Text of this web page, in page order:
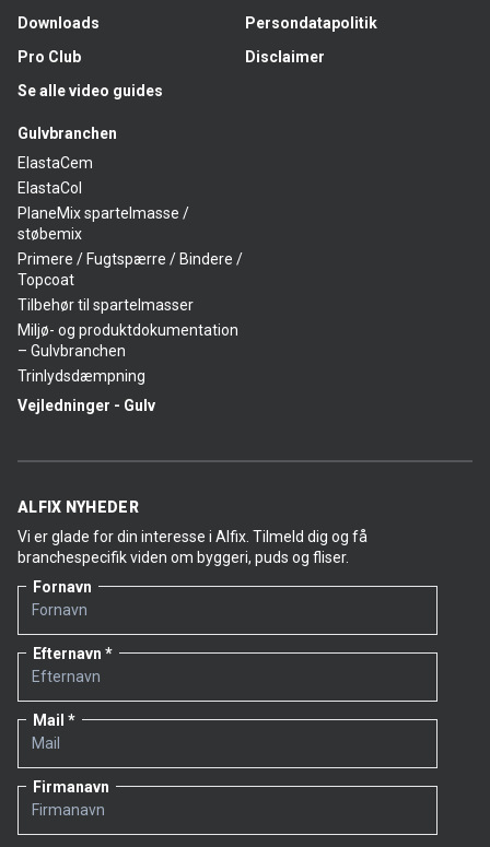
Downloads
Pro Club
Se alle video guides
Gulvbranchen
ElastaCem
ElastaCol
PlaneMix spartelmasse /
støbemix
Primere / Fugtspærre / Bindere /
Topcoat
Tilbehør til spartelmasser
Miljø- og produktdokumentation
– Gulvbranchen
Trinlydsdæmpning
Vejledninger - Gulv
Persondatapolitik
Disclaimer
ALFIX NYHEDER
Vi er glade for din interesse i Alfix. Tilmeld dig og få
branchespecifik viden om byggeri, puds og fliser.
Fornavn
Efternavn
Mail
Firmanavn